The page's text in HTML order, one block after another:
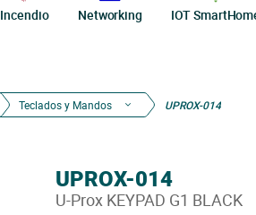
Incendio Networking IOT
Teclados y Mandos UPROX-014
UPROX-014
U-Prox KEYPAD G1 BLACK